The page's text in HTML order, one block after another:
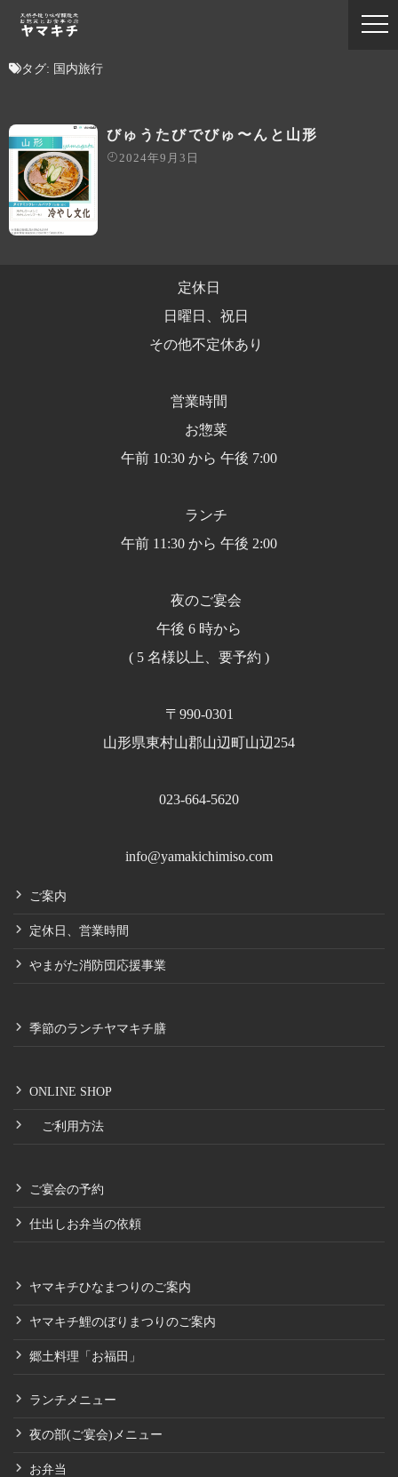
タグ: 国内旅行
びゅうたびでびゅ〜んと山形
2024年9月3日
定休日
日曜日、祝日
その他不定休あり
営業時間
お惣菜
午前 10:30 から 午後 7:00
ランチ
午前 11:30 から 午後 2:00
夜のご宴会
午後 6 時から
( 5 名様以上、要予約 )
〒990-0301
山形県東村山郡山辺町山辺254
023-664-5620
info@yamakichimiso.com
ご案内
定休日、営業時間
やまがた消防団応援事業
季節のランチヤマキチ膳
ONLINE SHOP
ご利用方法
ご宴会の予約
仕出しお弁当の依頼
ヤマキチひなまつりのご案内
ヤマキチ鯉のぼりまつりのご案内
郷土料理「お福田」
ランチメニュー
夜の部(ご宴会)メニュー
お弁当